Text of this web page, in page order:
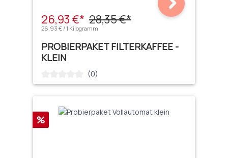
26,93 €* 28,35 €*
26,93 € / 1 Kilogramm
PROBIERPAKET FILTERKAFFEE -
KLEIN
Durchschnittliche Bewertung von 0 von 5 Sternen
(0)
Rabatt
%